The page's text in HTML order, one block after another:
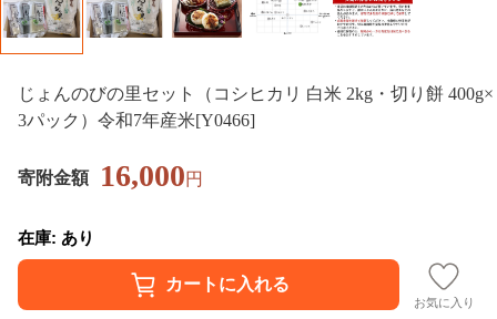
じょんのびの里セット（コシヒカリ 白米 2kg・切り餅 400g×
3パック）令和7年産米[Y0466]
寄附金額 16,000円
在庫: あり
お気に入り